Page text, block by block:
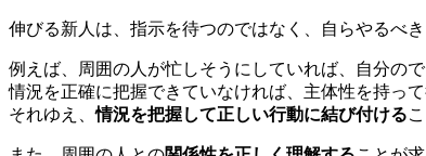
伸びる新人は、指示を待つのではなく、自らやるべ
例えば、周囲の人が忙しそうにしていれば、自分の
情況を正確に把握できていなければ、主体性を持っ
それゆえ、情況を把握して正しい行動に結び付ける